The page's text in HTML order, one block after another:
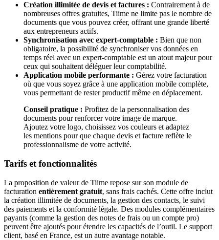
Création illimitée de devis et factures : Contrairement à de
nombreuses offres gratuites, Tiime ne limite pas le nombre de
documents que vous pouvez créer, offrant une grande liberté
aux entrepreneurs actifs.
Synchronisation avec expert-comptable : Bien que non
obligatoire, la possibilité de synchroniser vos données en
temps réel avec un expert-comptable est un atout majeur pour
ceux qui souhaitent déléguer leur comptabilité.
Application mobile performante : Gérez votre facturation
où que vous soyez grâce à une application mobile complète,
vous permettant de rester productif même en déplacement.
Conseil pratique : Profitez de la personnalisation des
documents pour renforcer votre image de marque.
Ajoutez votre logo, choisissez vos couleurs et adaptez
les mentions pour que chaque devis et facture reflète le
professionnalisme de votre activité.
Tarifs et fonctionnalités
La proposition de valeur de Tiime repose sur son module de
facturation entièrement gratuit, sans frais cachés. Cette offre inclut
la création illimitée de documents, la gestion des contacts, le suivi
des paiements et la conformité légale. Des modules complémentaires
payants (comme la gestion des notes de frais ou un compte pro)
peuvent être ajoutés pour étendre les capacités de l’outil. Le support
client, basé en France, est un autre avantage notable.